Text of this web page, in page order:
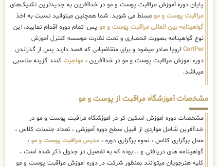
پایان دوره آموزش مراقبت پوست و مو در خداآفرین به جدیدترین تکنیک‌های
مراقبت پوست و مو مسلط می شوید. شما همچنین میتوانید نسبت به اخذ
گواهینامه بین المللی مراقبت پوست و مو پس اتمام دوره اقدام نمایید، این
نوع گواهینامه بصورت انحصاری و تحت نظارت موسسه کنترل آموزش
CertPer اروپا صادر میشود و برای متقاضیانی که قصد دارند پس از گذراندن
دوره اموزش مراقبت پوست و مو در خداآفرین ، مهاجرت کنند گزینه مناسبی
میباشد.
مشخصات آموزشگاه مراقبت از پوست و مو
مشخصات دوره اموزش اسکین کر در اموزشگاه مراقبت پوست و مو در
خداآفرین شامل مواردی از قبیل سطح دوره آموزشی ، تعداد جلسات کلاس ،
محل برگزاری کلاس ، نحوه برگزاری دوره ، مدرس مراقبت پوست و مو ،
گواهینامه های دریافتی و .. بوده که به تفصیل در جدول ذکر شده است ،
کلیه هنرجویان میتوانند بمنظور شرکت در دوره اموزش مراقبت پوست و مو